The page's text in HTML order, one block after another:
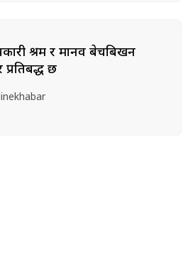
श्रम र मानव बेचबिखन
छ